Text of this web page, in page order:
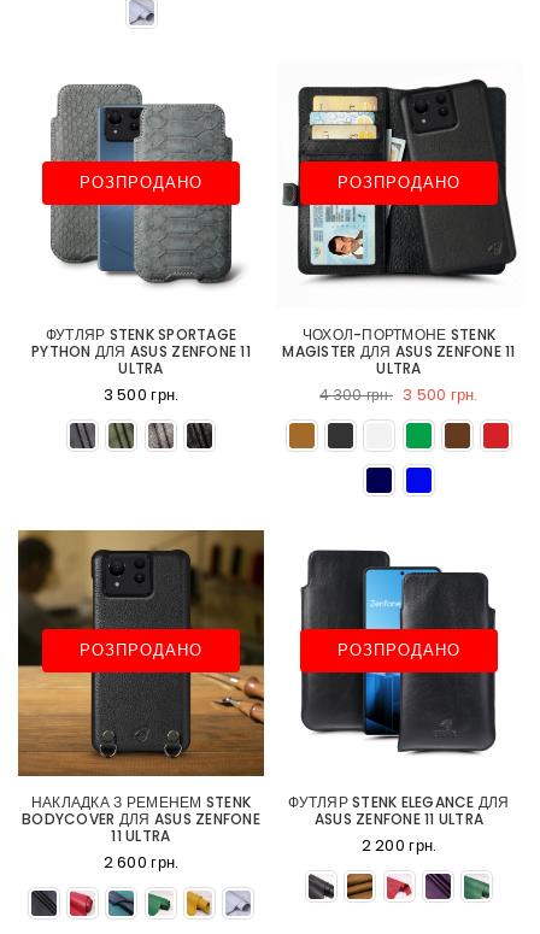
РОЗПРОДАНО
ФУТЛЯР STENK SPORTAGE
PYTHON ДЛЯ ASUS ZENFONE 11
ULTRA
3 500 грн.
РОЗПРОДАНО
ЧОХОЛ-ПОРТМОНЕ STENK
MAGISTER ДЛЯ ASUS ZENFONE 11
ULTRA
4 300 грн. 3 500 грн.
РОЗПРОДАНО
НАКЛАДКА З РЕМЕНЕМ STENK
BODYCOVER ДЛЯ ASUS ZENFONE
11 ULTRA
2 600 грн.
РОЗПРОДАНО
ФУТЛЯР STENK ELEGANCE ДЛЯ
ASUS ZENFONE 11 ULTRA
2 200 грн.